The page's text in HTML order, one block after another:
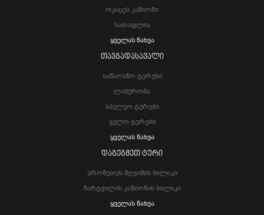
Ოკაცეს Კანიონი
Სათაფლია
Ყველას Ნახვა
ᲗᲐᲕᲒᲐᲓᲐᲡᲐᲕᲐᲚᲘ
Სანაოსნო Ტურები
Ლაშქრობა
Სპელეო Ტურები
Ველო Ტურები
Ყველას Ნახვა
ᲓᲐᲒᲔᲒᲛᲔᲗ ᲢᲣᲠᲘ
Პრომეთეს Მღვიმის Ბილიკი
Მარტვილის Კანიონის Ბილიკი
Ყველას Ნახვა